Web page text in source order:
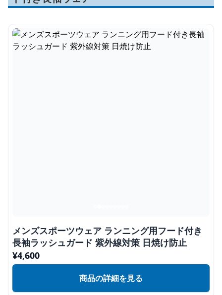
メンズスポーツウェア ランニング用フード付き
長袖ラッシュガード 紫外線対策 日焼け防止
¥4,600
商品の詳細を見る